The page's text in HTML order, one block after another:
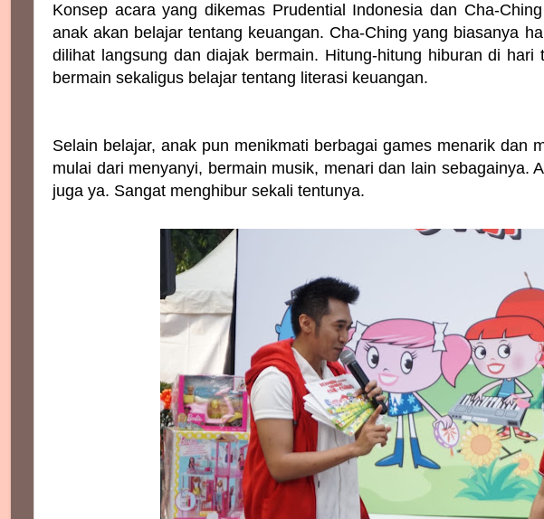
Konsep acara yang dikemas Prudential Indonesia dan Cha-
anak akan belajar tentang keuangan. Cha-Ching yang biasanya
dilihat langsung dan diajak bermain. Hitung-hitung hiburan di
bermain sekaligus belajar tentang literasi keuangan.
Selain belajar, anak pun menikmati berbagai games menarik dan
mulai dari menyanyi, bermain musik, menari dan lain sebagainya.
juga ya. Sangat menghibur sekali tentunya.